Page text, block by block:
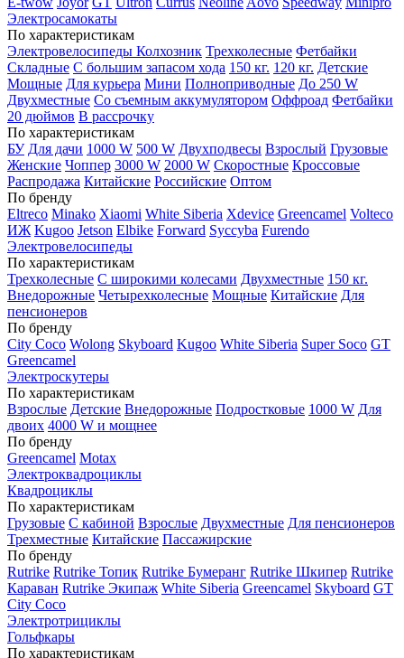
Электросамокаты
По характеристикам
Электровелосипеды Колхозник Трехколесные Фетбайки
Складные С большим запасом хода 150 кг. 120 кг. Детские
Мощные Для курьера Мини Полноприводные До 250 W
Двухместные Со съемным аккумулятором Оффроад Фетбайки
20 дюймов В рассрочку
По характеристикам
БУ Для дачи 1000 W 500 W Двухподвесы Взрослый Грузовые
Женские Чоппер 3000 W 2000 W Скоростные Кроссовые
Распродажа Китайские Российские Оптом
По бренду
Eltreco Minako Xiaomi White Siberia Xdevice Greencamel Volteco
ИЖ Kugoo Jetson Elbike Forward Syccyba Furendo
Электровелосипеды
По характеристикам
Трехколесные С широкими колесами Двухместные 150 кг.
Внедорожные Четырехколесные Мощные Китайские Для
пенсионеров
По бренду
City Coco Wolong Skyboard Kugoo White Siberia Super Soco GT
Greencamel
Электроскутеры
По характеристикам
Взрослые Детские Внедорожные Подростковые 1000 W Для
двоих 4000 W и мощнее
По бренду
Greencamel Motax
Электроквадроциклы
Квадроциклы
По характеристикам
Грузовые С кабиной Взрослые Двухместные Для пенсионеров
Трехместные Китайские Пассажирские
По бренду
Rutrike Rutrike Топик Rutrike Бумеранг Rutrike Шкипер Rutrike
Караван Rutrike Экипаж White Siberia Greencamel Skyboard GT
City Coco
Электротрициклы
Гольфкары
По характеристикам